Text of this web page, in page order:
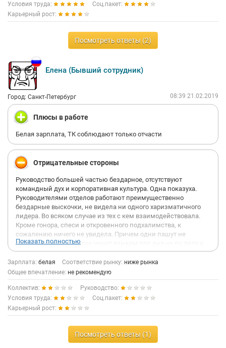
Условия труда:
Соц.пакет:
Карьерный рост:
Посмотреть ответы (2)
Елена (Бывший сотрудник)
Город: Санкт-Петербург 08:39 21.02.2019
Плюсы в работе
Белая зарплата, ТК соблюдают только отчасти
Отрицательные стороны
Руководство большей частью бездарное, отсутствуют
командный дух и корпоративная культура. Одна показуха.
Руководителями отделов работают преимущественно
бездарные выскочки, не видела ни одного харизматичного
лидера. Во всяком случае из тех с кем взаимодействовала.
Кроме гонора, спеси и откровенного подхалимства, к
сожалению ничего не увидела. Причем одни пашут не
разгибая спину, а другие чешут языком пол дня не по делу и
занимаются решением личных дел. В общем кто как
устраивается зависит от характера работника. Очень
неприятный осадок. Даже праздники проходили натянуто.
Например, новогодний корпоратив отдела каждый год за счет
сотрудников, в том месте где решил руководитель и в
обязательно-принудительном порядке. Проработала долго, но
хорошего ничего вспомнить не могу. Даже корпоратив по
поводу дня рождения компании не воодушевил. Видела
более здоровую атмосферу в компаниях, и сама лично и из
общения с друзьями и родственниками. Если нет вариантов
или характер соответствует вышеописанным свойствам, то
Показать полностью
Зарплата: белая Соответствие рынку: ниже рынка
Общее впечатление: не рекомендую
Коллектив:
Руководство:
Условия труда:
Соц.пакет:
Карьерный рост:
Посмотреть ответы (1)